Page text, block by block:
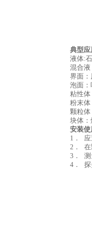
典型应
液体:
混合液
界面
泡面：
粘性体
粉末体
颗粒体
块体：
安装使
1． 应
2． 在
3． 测
4． 探